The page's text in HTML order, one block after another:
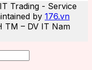
Trading - Service
by 176.vn
TM – DV IT Nam